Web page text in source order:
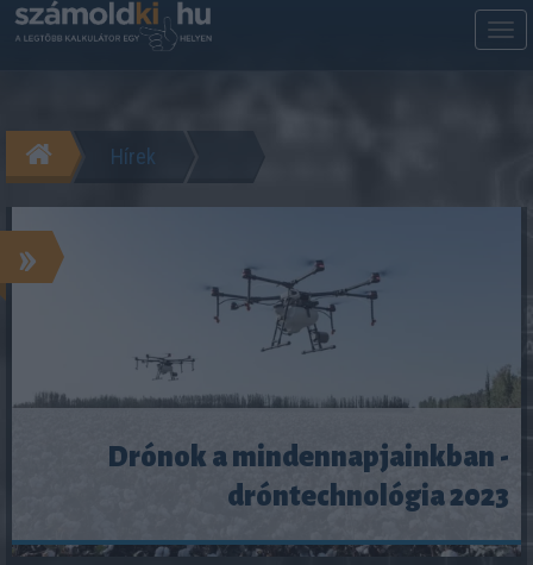
Hírek
»
Drónok a mindennapjainkban -
dróntechnológia 2023